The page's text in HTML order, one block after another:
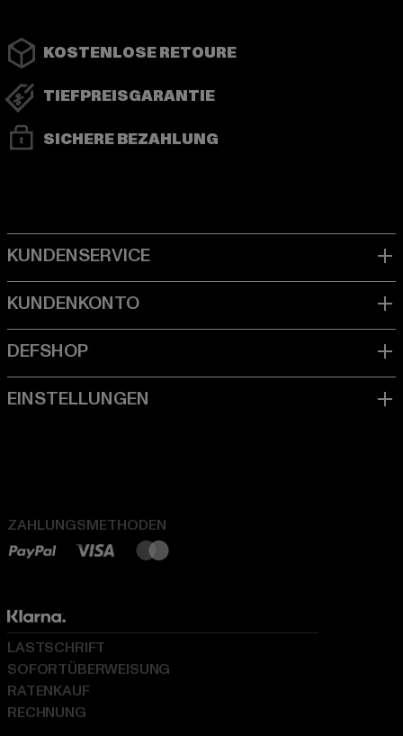
KOSTENLOSE RETOURE
TIEFPREISGARANTIE
SICHERE BEZAHLUNG
ZAHLUNGSMETHODEN
LASTSCHRIFT
SOFORTÜBERWEISUNG
RATENKAUF
RECHNUNG